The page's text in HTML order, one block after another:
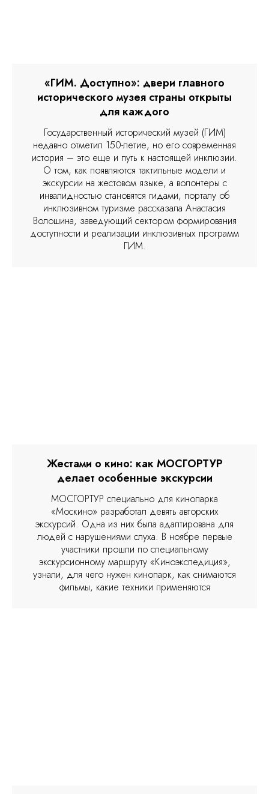
«ГИМ. Доступно»: двери главного
исторического музея страны открыты
для каждого
Государственный исторический музей (ГИМ)
недавно отметил 150-летие, но его современная
история – это еще и путь к настоящей инклюзии.
О том, как появляются тактильные модели и
экскурсии на жестовом языке, а волонтеры с
инвалидностью становятся гидами, порталу об
инклюзивном туризме рассказала Анастасия
Волошина, заведующий сектором формирования
доступности и реализации инклюзивных программ
ГИМ.
Жестами о кино: как МОСГОРТУР
делает особенные экскурсии
МОСГОРТУР специально для кинопарка
«Москино» разработал девять авторских
экскурсий. Одна из них была адаптирована для
людей с нарушениями слуха. В ноябре первые
участники прошли по специальному
экскурсионному маршруту «Киноэкспедиция»,
узнали, для чего нужен кинопарк, как снимаются
фильмы, какие техники применяются